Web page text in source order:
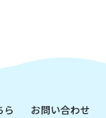
ら お問い合わせ